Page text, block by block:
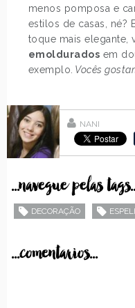
menos pomposa e
estilos de casas, né?
toque mais elegante,
emoldurados em
exemplo. Vocês
NANI
...navegue pelas
DECORAÇÃO
...comentarios...